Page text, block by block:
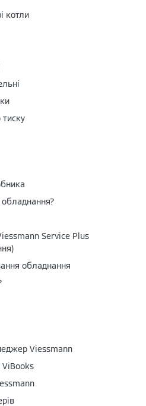
котли
тиску
Service Plus
обладнання
Viessmann
ViBooks